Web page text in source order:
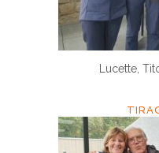
Lucette,